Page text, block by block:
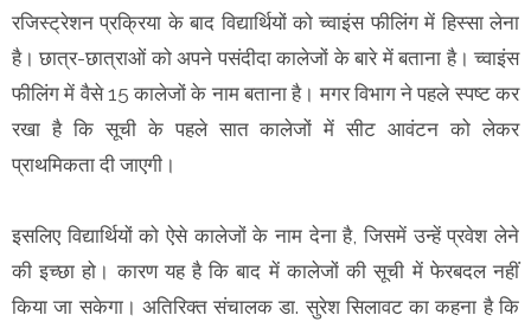
रजिस्ट्रेशन प्रक्रिया के बाद विद्यार्थियों को च्वाइंस फीलिंग में हिस्सा लेना
है। छात्र-छात्राओं को अपने पसंदीदा कालेजों के बारे में बताना है। च्वाइंस
फीलिंग में वैसे 15 कालेजों के नाम बताना है। मगर विभाग ने पहले स्पष्ट कर
रखा है कि सूची के पहले सात कालेजों में सीट आवंटन को लेकर
प्राथमिकता दी जाएगी।
इसलिए विद्यार्थियों को ऐसे कालेजों के नाम देना है, जिसमें उन्हें प्रवेश लेने
की इच्छा हो। कारण यह है कि बाद में कालेजों की सूची में फेरबदल नहीं
किया जा सकेगा। अतिरिक्त संचालक डा. सुरेश सिलावट का कहना है कि